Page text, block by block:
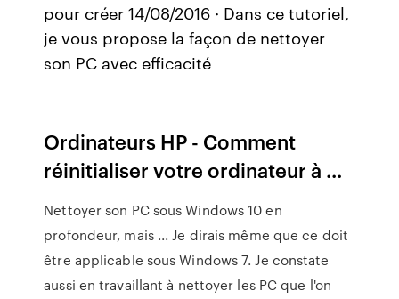
pour créer 14/08/2016 · Dans ce tutoriel,
je vous propose la façon de nettoyer
son PC avec efficacité
Ordinateurs HP - Comment
réinitialiser votre ordinateur à ...
Nettoyer son PC sous Windows 10 en
profondeur, mais ... Je dirais même que ce doit
être applicable sous Windows 7. Je constate
aussi en travaillant à nettoyer les PC que l'on